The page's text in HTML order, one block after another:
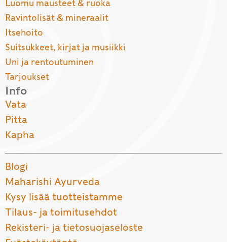
Luomu mausteet & ruoka
Ravintolisät & mineraalit
Itsehoito
Suitsukkeet, kirjat ja musiikki
Uni ja rentoutuminen
Tarjoukset
Info
Vata
Pitta
Kapha
Blogi
Maharishi Ayurveda
Kysy lisää tuotteistamme
Tilaus- ja toimitusehdot
Rekisteri- ja tietosuojaseloste